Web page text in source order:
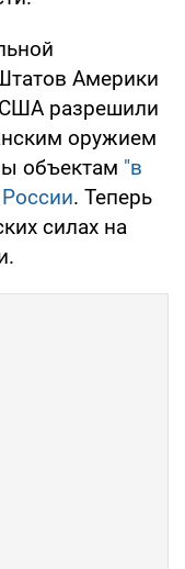
Америки
разрешили
оружием
объектам "в
. Теперь
силах на